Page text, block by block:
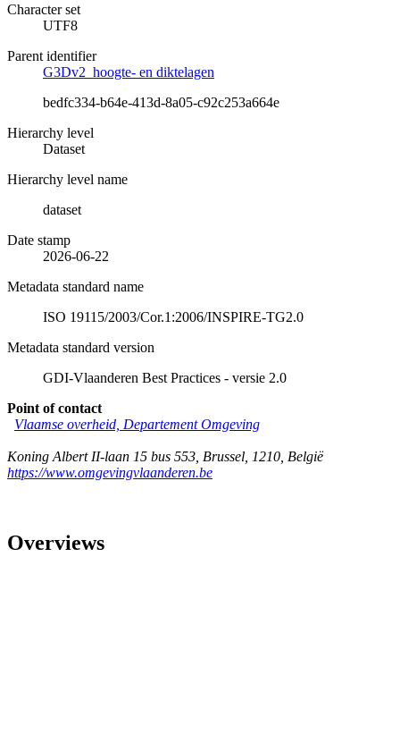
Character set
UTF8
Parent identifier
G3Dv2_hoogte- en diktelagen
bedfc334-b64e-413d-8a05-c92c253a664e
Hierarchy level
Dataset
Hierarchy level name
dataset
Date stamp
2026-06-22
Metadata standard name
ISO 19115/2003/Cor.1:2006/INSPIRE-TG2.0
Metadata standard version
GDI-Vlaanderen Best Practices - versie 2.0
Point of contact
Vlaamse overheid, Departement Omgeving
Koning Albert II-laan 15 bus 553 Brussel 1210 België
https://www.omgevingvlaanderen.be
Overviews